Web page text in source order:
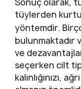
tüylerden
yöntemdir.
bulunmaktadır
ve
seçerken cilt
kalınlığınızı,